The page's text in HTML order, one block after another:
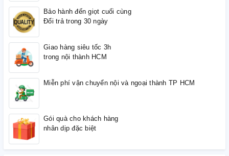
Bảo hành đến giọt cuối cùng
Đổi trả trong 30 ngày
Giao hàng siêu tốc 3h
trong nội thành HCM
Miễn phí vận chuyển nội và ngoại thành TP HCM
Gói quà cho khách hàng
nhân dịp đặc biệt